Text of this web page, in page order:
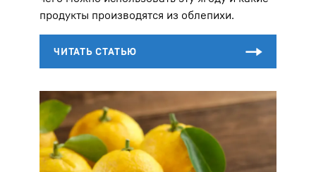
продукты производятся из облепихи.